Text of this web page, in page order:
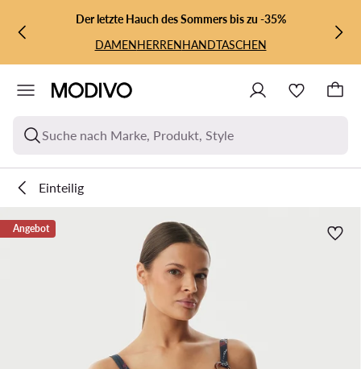
ZUM HAUPTINHALT SPRINGEN
ZUR SUCHEDer letzte Hauch des Sommers bis zu -35%
DAMENHERRENHANDTASCHEN
Suche nach Marke, Produkt, Style
Einteilig
Angebot